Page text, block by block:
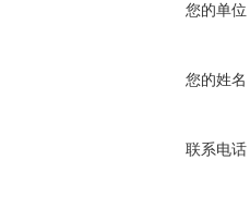
您的单位
您的姓名
联系电话